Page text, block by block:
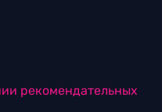
рекомендательных